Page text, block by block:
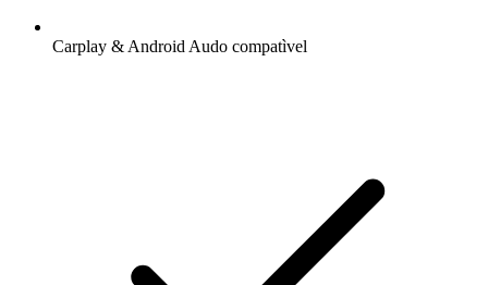
Carplay & Android Audo compatìvel